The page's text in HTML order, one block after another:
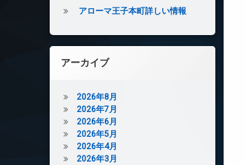
アローマ王子本町詳しい情報
アーカイブ
2026年8月
2026年7月
2026年6月
2026年5月
2026年4月
2026年3月